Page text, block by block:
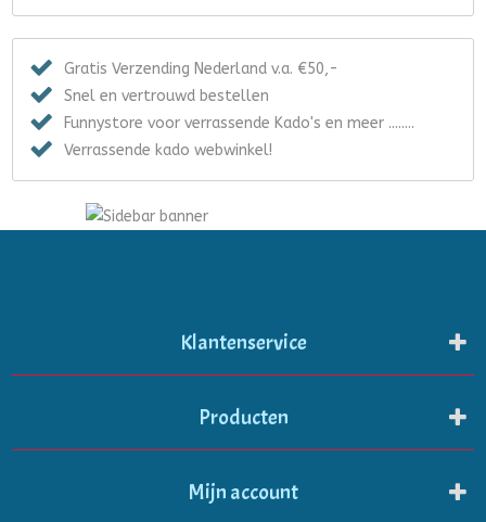
Gratis Verzending Nederland v.a. €50,-
Snel en vertrouwd bestellen
Funnystore voor verrassende Kado's en meer ........
Verrassende kado webwinkel!
Klantenservice
Producten
Mijn account